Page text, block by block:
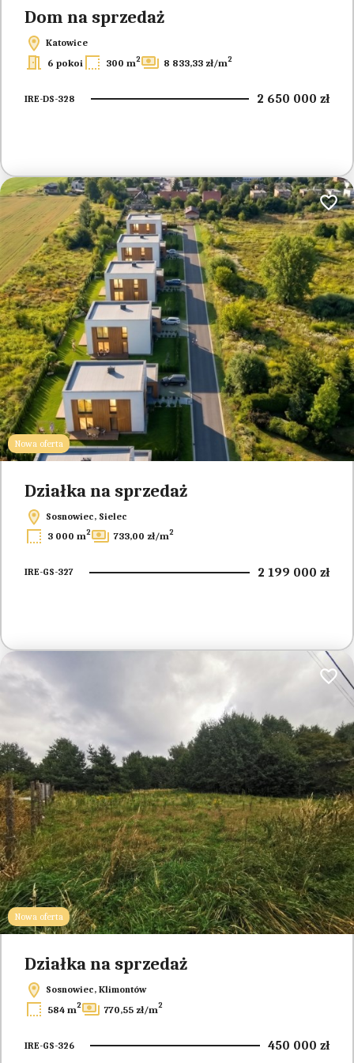
Dom na sprzedaż
Katowice
6 pokoi 300 m2 8 833,33 zł/m2
IRE-DS-328 2 650 000 zł
Nowa oferta
Dodaj
Działka na sprzedaż
Sosnowiec, Sielec
3 000 m2 733,00 zł/m2
IRE-GS-327 2 199 000 zł
Nowa oferta
Dodaj
Działka na sprzedaż
Sosnowiec, Klimontów
584 m2 770,55 zł/m2
IRE-GS-326 450 000 zł